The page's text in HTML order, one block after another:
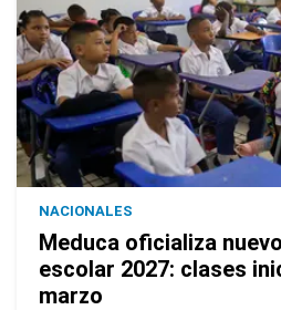
NACIONALES
Meduca oficializa
escolar 2027: clases
marzo